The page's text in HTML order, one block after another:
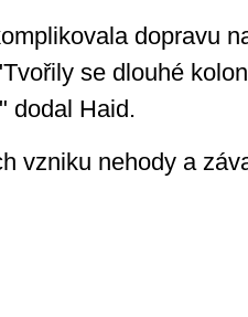
dopravu
se dlouhé
dodal Haid.
vzniku nehody a